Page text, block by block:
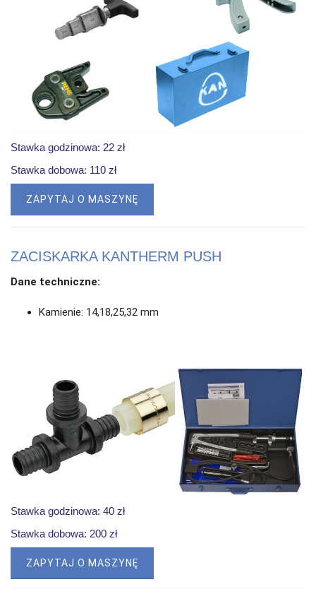
Stawka godzinowa: 22 zł
Stawka dobowa: 110 zł
ZAPYTAJ O MASZYNĘ
ZACISKARKA KANTHERM PUSH
Dane techniczne:
Kamienie: 14,18,25,32 mm
Stawka godzinowa: 40 zł
Stawka dobowa: 200 zł
ZAPYTAJ O MASZYNĘ